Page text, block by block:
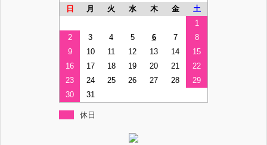
日
月 火 水 木 金
土
1
2
3 4 5 6 7
8
9
10 11 12 13 14
15
16
17 18 19 20 21
22
23
24 25 26 27 28
29
30
31
休日